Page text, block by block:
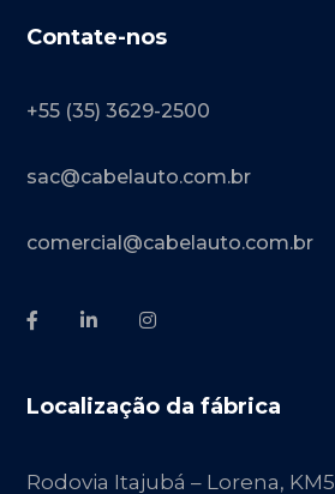
Contate-nos
+55 (35) 3629-2500
sac@cabelauto.com.br
comercial@cabelauto.com.br
Localização da fábrica
Rodovia Itajubá – Lorena, KM5